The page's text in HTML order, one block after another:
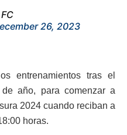
26, 2023
entrenamientos tras el
año, para comenzar a
2024 cuando reciban a
horas.